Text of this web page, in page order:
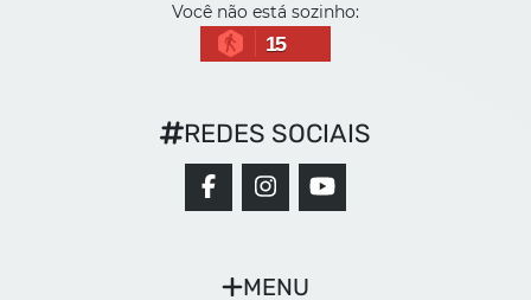
Você não está sozinho:
15
MENU
REDES SOCIAIS